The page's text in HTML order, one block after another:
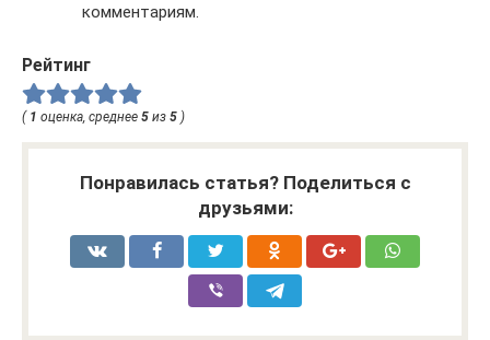
комментариям.
Рейтинг
( 1 оценка, среднее 5 из 5 )
Понравилась статья? Поделиться с
друзьями: